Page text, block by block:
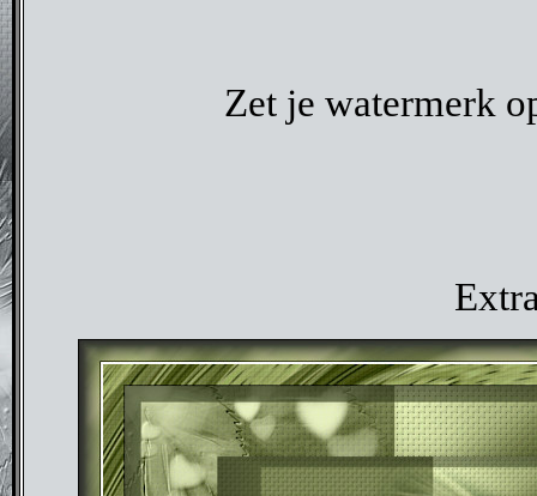
Zet je watermerk